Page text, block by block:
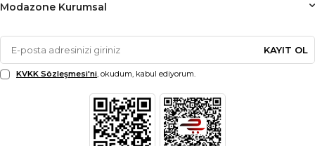
Modazone Kurumsal
KAYIT OL
KVKK Sözleşmesi'ni, okudum, kabul ediyorum.